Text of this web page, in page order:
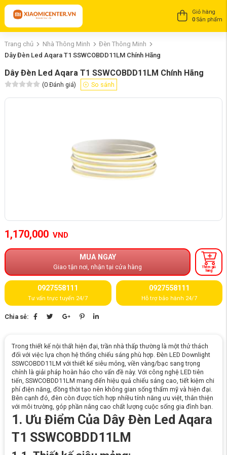
Giỏ hàng
0 Sản phẩm
Trang chủ Nhà Thông Minh
Đèn Thông Minh
Dây Đèn Led Aqara T1 SSWCOBDD11LM Chính Hãng
Dây Đèn Led Aqara T1 SSWCOBDD11LM Chính Hãng
(0 Đánh giá) So sánh
1,170,000 VND
MUA NGAY
Giao tận nơi, nhận tại cửa hàng
Thêm giỏ
hàng
0927558111
Tư vấn trực tuyến 24/7
0927558111
Hỗ trợ bảo hành 24/7
Chia sẻ:
Trong thiết kế nội thất hiện đại, trần nhà thấp thường là một thử thách
đối với việc lựa chọn hệ thống chiếu sáng phù hợp. Đèn LED Downlight
SSWCOBDD11LM với thiết kế siêu mỏng, viền vàng/bạc sang trọng
chính là giải pháp hoàn hảo cho vấn đề này. Với công nghệ LED tiên
tiến, SSWCOBDD11LM mang đến hiệu quả chiếu sáng cao, tiết kiệm chi
phí điện năng, đồng thời tạo nên không gian sống thẩm mỹ và hiện đại.
Bên cạnh đó, đèn còn được tích hợp nhiều tính năng ưu việt, thân thiện
với môi trường, góp phần nâng cao chất lượng cuộc sống gia đình bạn.
1. Ưu Điểm Của Dây Đèn Led Aqara
T1 SSWCOBDD11LM